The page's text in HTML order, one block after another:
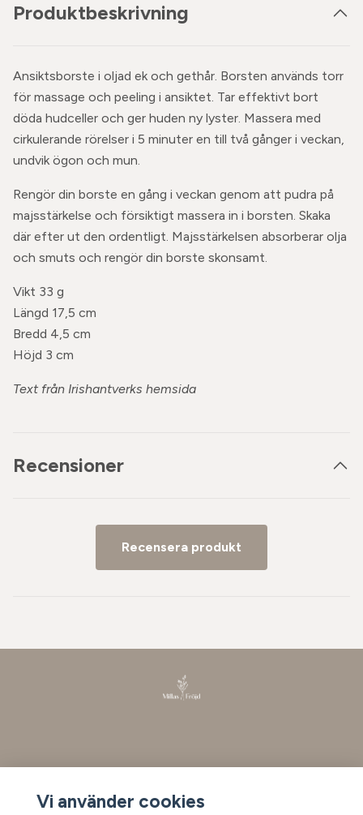
Produktbeskrivning
Ansiktsborste i oljad ek och gethår. Borsten används torr
för massage och peeling i ansiktet. Tar effektivt bort
döda hudceller och ger huden ny lyster. Massera med
cirkulerande rörelser i 5 minuter en till två gånger i veckan,
undvik ögon och mun.
Rengör din borste en gång i veckan genom att pudra på
majsstärkelse och försiktigt massera in i borsten. Skaka
där efter ut den ordentligt. Majsstärkelsen absorberar olja
och smuts och rengör din borste skonsamt.
Vikt 33 g
Längd 17,5 cm
Bredd 4,5 cm
Höjd 3 cm
Text från Irishantverks hemsida
Recensioner
Recensera produkt
Vi använder cookies